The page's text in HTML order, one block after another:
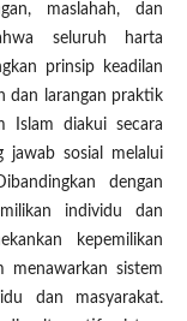
maslahah, dan
seluruh harta
prinsip keadilan
dan larangan praktik
Islam diakui secara
jawab sosial melalui
dengan
individu dan
kepemilikan
menawarkan sistem
dan masyarakat.